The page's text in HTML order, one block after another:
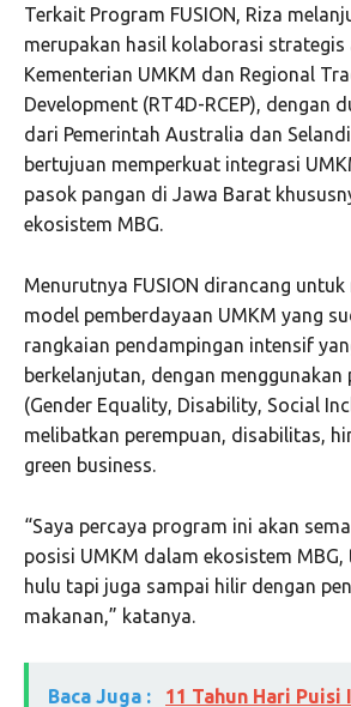
Terkait Program FUSION, Riza
merupakan hasil kolaborasi strategis
Kementerian UMKM dan Regional
Development (RT4D-RCEP), dengan
dari Pemerintah Australia dan
bertujuan memperkuat integrasi
pasok pangan di Jawa Barat
ekosistem MBG.
Menurutnya FUSION dirancang
model pemberdayaan UMKM yang
rangkaian pendampingan intensif
berkelanjutan, dengan menggunakan
(Gender Equality, Disability, Social
melibatkan perempuan, disabilitas,
green business.
“Saya percaya program ini akan
posisi UMKM dalam ekosistem
hulu tapi juga sampai hilir dengan
makanan,” katanya.
Baca Juga : 11 Tahun Hari Puisi